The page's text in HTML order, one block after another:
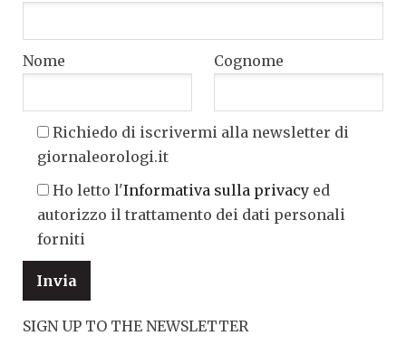
Nome Cognome
Richiedo di iscrivermi alla newsletter di
giornaleorologi.it
Ho letto l'Informativa sulla privacy ed
autorizzo il trattamento dei dati personali
forniti
SIGN UP TO THE NEWSLETTER